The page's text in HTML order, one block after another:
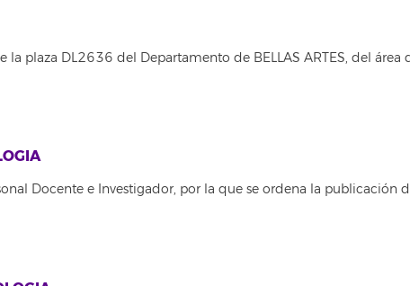
plaza DL2636 del Departamento de BELLAS ARTES, del área
Docente e Investigador, por la que se ordena la